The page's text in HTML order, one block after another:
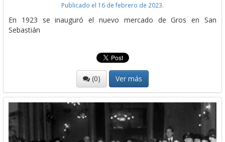
Publicado el 16 de febrero de 2023.
En 1923 se inauguró el nuevo mercado de Gros en San
Sebastián
(0) Ver más